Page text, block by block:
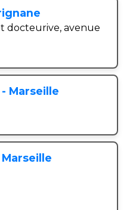
docteurive, avenue
Marseille